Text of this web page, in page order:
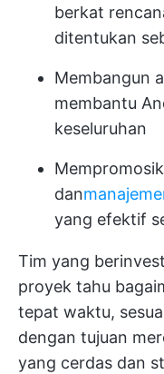
berkat
ditentukan
Membangun
membantu
keseluruhan
dan
yang efektif
Tim yang
proyek tahu
tepat waktu,
dengan tujuan
yang cerdas dan